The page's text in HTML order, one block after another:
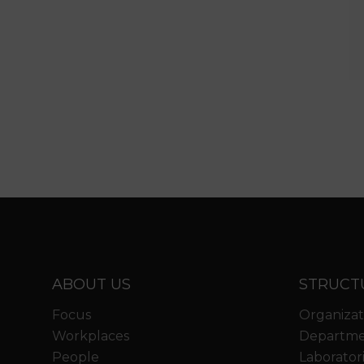
ABOUT US
Focus
Workplaces
People